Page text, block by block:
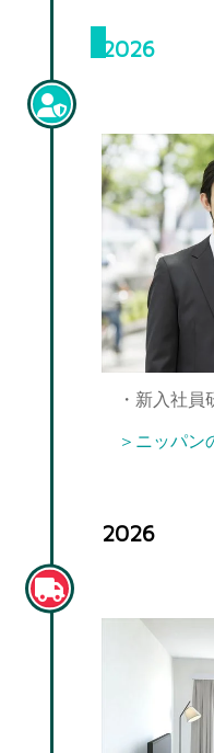
2026
・新入社
＞ニッパン
2026